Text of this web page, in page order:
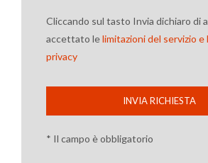
Cliccando sul tasto Invia dichiaro di
accettato lelimitazioni del servizio
privacy
INVIA RICHIESTA
* Il campo è obbligatorio